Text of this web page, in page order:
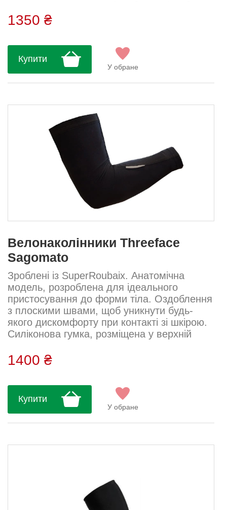
підходять для осінньо-весняного сезону, а
5% еластан...
1350 ₴
Купити
У обране
Велонаколінники Threeface
Sagomato
Зроблені із SuperRoubaix. Анатомічна
модель, розроблена для ідеального
пристосування до форми тіла. Оздоблення
з плоскими швами, щоб уникнути будь-
якого дискомфорту при контакті зі шкірою.
Силіконова гумка, розміщена у верхній
під час фізичних навантажень.
Світловідбиваючі вставки дозволяють вас
освітлення.Виробництво Threeface
(Італія)....
1400 ₴
Купити
У обране